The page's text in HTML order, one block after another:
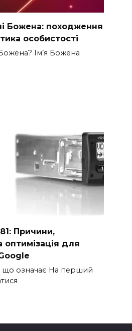
Божена: походження
особистості
Ім’я Божена
Причини,
оптимізація для
що означає На перший